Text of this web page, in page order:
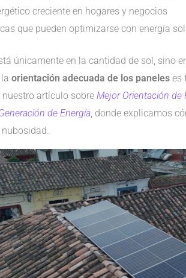
creciente en hogares y negocios
que pueden optimizarse con energía
únicamente en la cantidad de sol, sino
orientación adecuada de los paneleses
artículo sobre Mejor Orientación de
de Energía, donde explicamos